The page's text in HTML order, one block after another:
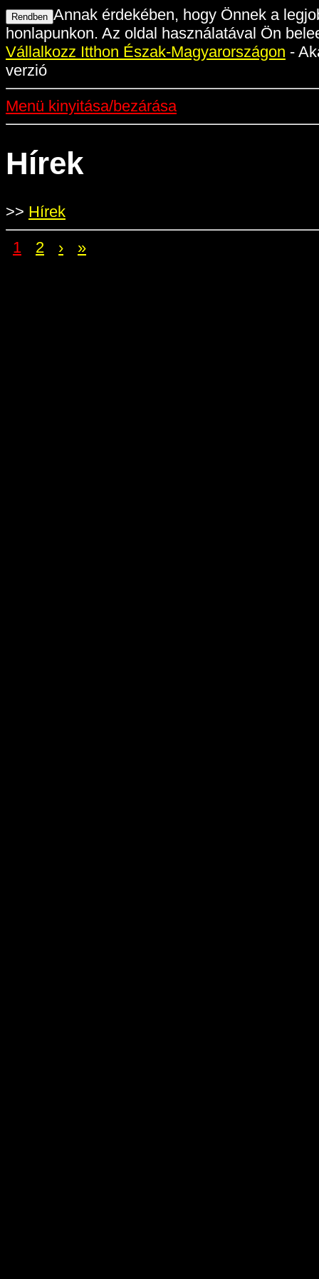
Annak érdekében, hogy Önnek a
honlapunkon. Az oldal használatával Ön
Vállalkozz Itthon Észak-Magyarországon -
verzió
Menü kinyitása/bezárása
Hírek
>> Hírek
1
2 › »